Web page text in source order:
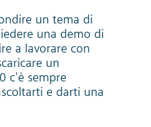
un tema di
una demo di
a lavorare con
un
c'è sempre
e darti una